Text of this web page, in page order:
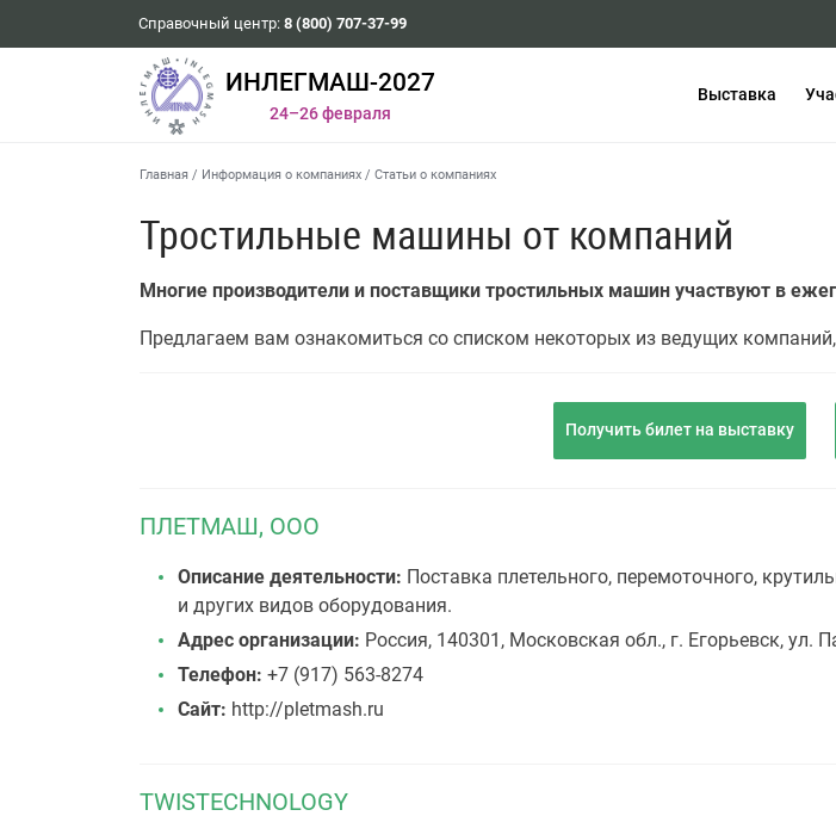
Справочный центр: 8 (800) 707-37-99
ИНЛЕГМАШ-2027
24–26 февраля
Выставка
Главная / Информация о компаниях / Статьи о компаниях
Тростильные машины от компаний
Многие производители и поставщики тростильных машин участвуют в
Предлагаем вам ознакомиться со списком некоторых из ведущих
Получить билет на выставку
ПЛЕТМАШ, ООО
Описание деятельности: Поставка плетельного, перемоточного,
и других видов оборудования.
Адрес организации: Россия, 140301, Московская обл., г. Егорьевск,
Телефон: +7 (917) 563-8274
Сайт: http://pletmash.ru
TWISTECHNOLOGY